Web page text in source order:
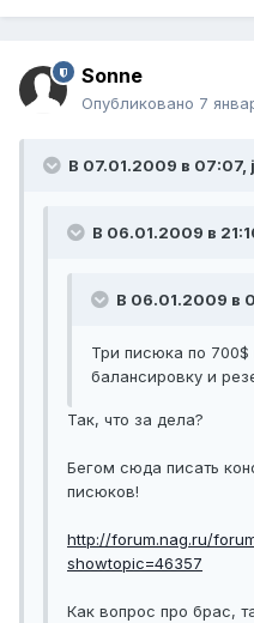
Sonne
Опубликовано 7
В 07.01.2009 в 07:07,
В 06.01.2009 в
В 06.01.2009 в
Три писюка по
балансировку и
Так, что за дела?
Бегом сюда писать
писюков!
http://forum.nag.ru/
showtopic=46357
Как вопрос про брас,